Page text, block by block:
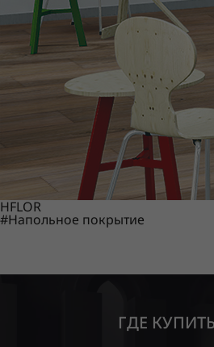
HFLOR
#Напольное покрытие
ГДЕ